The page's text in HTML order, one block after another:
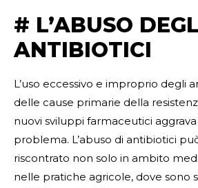
# L’ABUSO
ANTIBIOTICI
L’uso eccessivo e improprio degli
delle cause primarie della
nuovi sviluppi farmaceutici
problema. L’abuso di antibiotici
riscontrato non solo in ambito
nelle pratiche agricole, dove sono